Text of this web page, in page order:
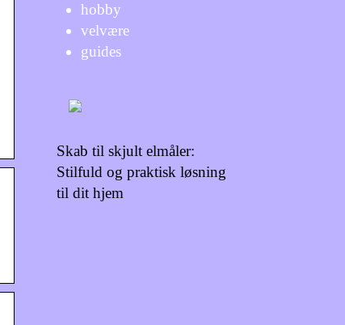
hobby
velvære
guides
Skab til skjult elmåler:
Stilfuld og praktisk løsning
til dit hjem